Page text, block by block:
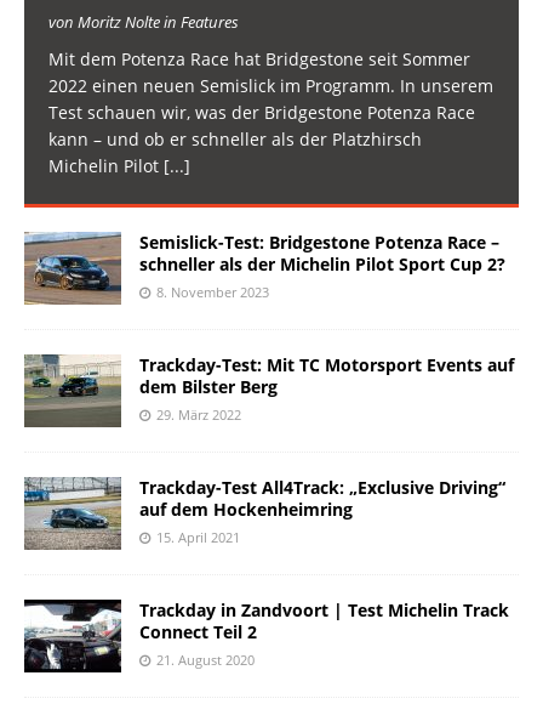
von Moritz Nolte in Features
Mit dem Potenza Race hat Bridgestone seit Sommer
2022 einen neuen Semislick im Programm. In unserem
Test schauen wir, was der Bridgestone Potenza Race
kann – und ob er schneller als der Platzhirsch
Michelin Pilot [...]
Semislick-Test: Bridgestone Potenza Race –
schneller als der Michelin Pilot Sport Cup 2?
8. November 2023
Trackday-Test: Mit TC Motorsport Events auf
dem Bilster Berg
29. März 2022
Trackday-Test All4Track: „Exclusive Driving“
auf dem Hockenheimring
15. April 2021
Trackday in Zandvoort | Test Michelin Track
Connect Teil 2
21. August 2020